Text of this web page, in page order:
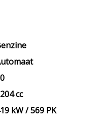
cc
kW / 569 PK